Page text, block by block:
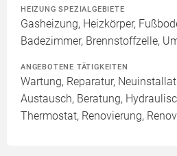
HEIZUNG SPEZIALGEBIETE
Gasheizung, Heizkörper,
Badezimmer, Brennstoffzelle,
ANGEBOTENE TÄTIGKEITEN
Wartung, Reparatur,
Austausch, Beratung,
Thermostat, Renovierung,